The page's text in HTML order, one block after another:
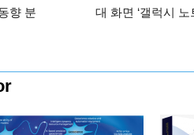
향 분
대 화면 ‘갤럭시 노